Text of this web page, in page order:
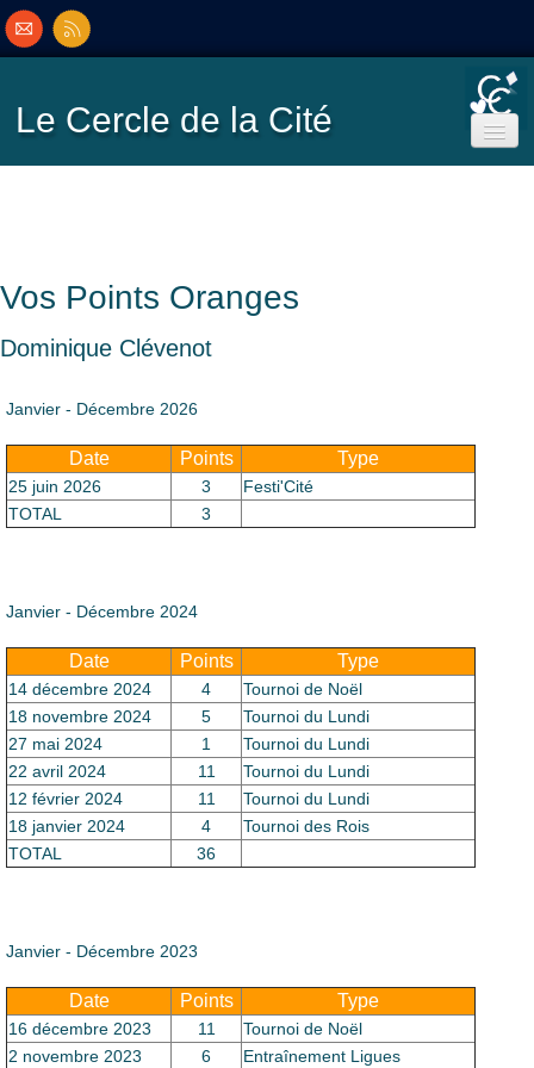
Le Cercle de la Cité
Classement
Vos Points Oranges
Dominique Clévenot
Janvier - Décembre 2026
Date Points Type
25 juin 2026 3
Festi'Cité
TOTAL
3
Janvier - Décembre 2024
Date Points Type
14 décembre 2024 4
Tournoi de Noël
18 novembre 2024
5
Tournoi du Lundi
27 mai 2024
1
Tournoi du Lundi
22 avril 2024
11
Tournoi du Lundi
12 février 2024
11
Tournoi du Lundi
18 janvier 2024
4
Tournoi des Rois
TOTAL
36
Janvier - Décembre 2023
Date Points Type
16 décembre 2023 11
Tournoi de Noël
2 novembre 2023
6 Entraînement Ligues